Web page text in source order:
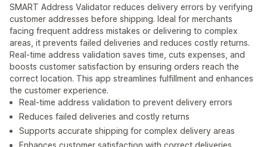
SMART Address Validator reduces delivery errors by verifying
customer addresses before shipping. Ideal for merchants
facing frequent address mistakes or delivering to complex
areas, it prevents failed deliveries and reduces costly returns.
Real-time address validation saves time, cuts expenses, and
boosts customer satisfaction by ensuring orders reach the
correct location. This app streamlines fulfillment and enhances
the customer experience.
Real-time address validation to prevent delivery errors
Reduces failed deliveries and costly returns
Supports accurate shipping for complex delivery areas